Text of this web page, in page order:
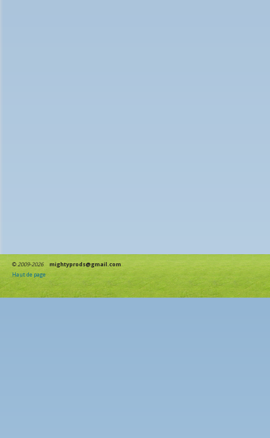
©2009-2026
mightyprods@gmail.com
Haut de page